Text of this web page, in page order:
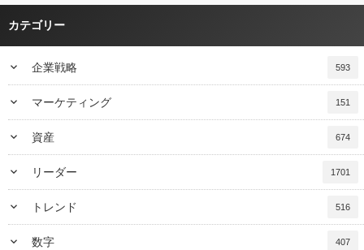
カテゴリー
keyboard_arrow_down 企業戦略 593
keyboard_arrow_down マーケティング 151
keyboard_arrow_down 資産 674
keyboard_arrow_down リーダー 1701
keyboard_arrow_down トレンド 516
keyboard_arrow_down 数字 407